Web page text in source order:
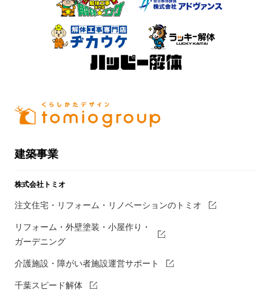
建築事業
株式会社トミオ
注文住宅・リフォーム・リノベーションのトミオ
リフォーム・外壁塗装・小屋作り・
ガーデニング
介護施設・障がい者施設運営サポート
千葉スピード解体